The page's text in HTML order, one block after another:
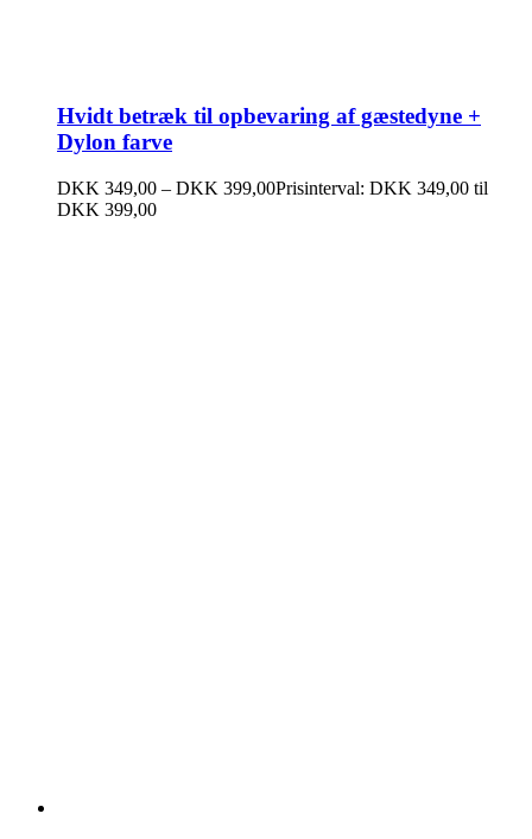
Hvidt betræk til opbevaring af gæstedyne +
Dylon farve
DKK 349,00 – DKK 399,00Prisinterval: DKK 349,00 til
DKK 399,00